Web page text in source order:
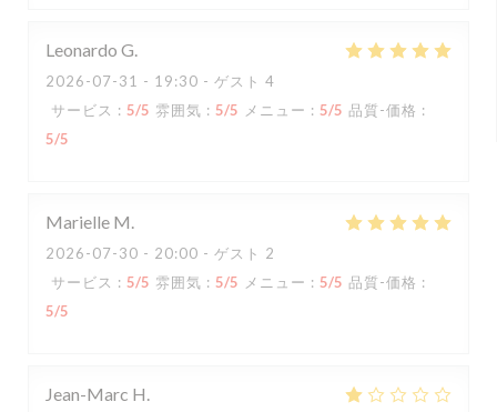
Leonardo G
2026-07-31 - 19:30 - ゲスト 4
サービス : 5/5 雰囲気 : 5/5 メニュー : 5/5 品質-価格 :
5/5
Marielle M
2026-07-30 - 20:00 - ゲスト 2
サービス : 5/5 雰囲気 : 5/5 メニュー : 5/5 品質-価格 :
5/5
Jean-Marc H